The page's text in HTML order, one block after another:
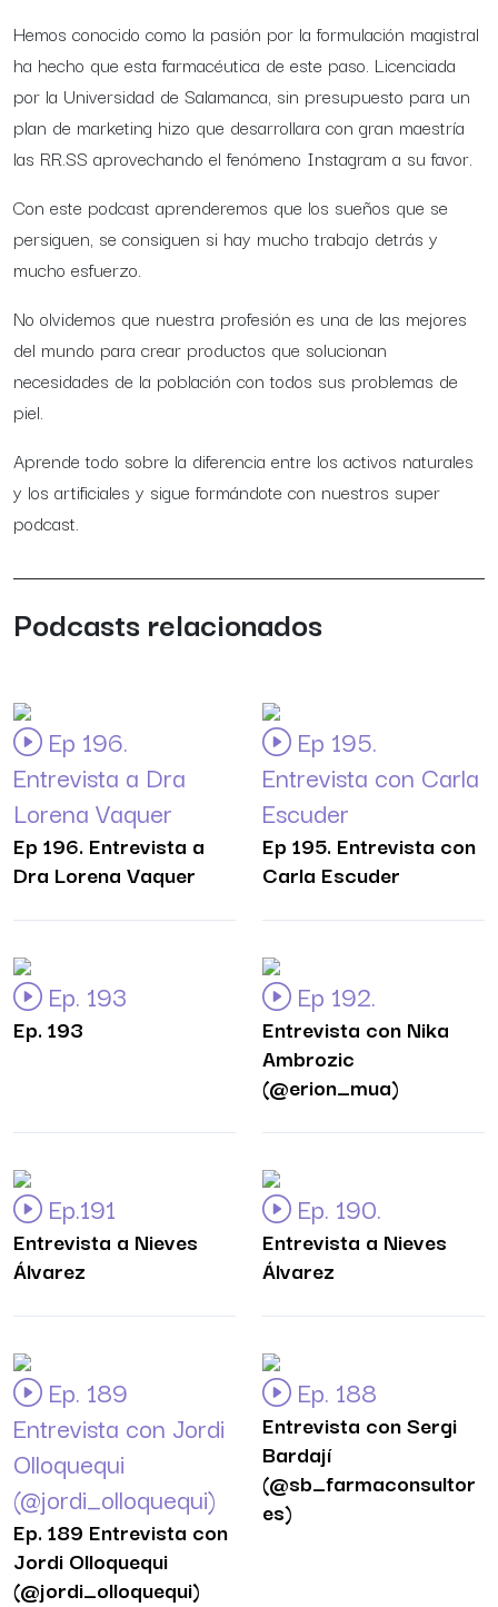
Hemos conocido como la pasión por la formulación magistral
ha hecho que esta farmacéutica de este paso. Licenciada
por la Universidad de Salamanca, sin presupuesto para un
plan de marketing hizo que desarrollara con gran maestría
las RR.SS aprovechando el fenómeno Instagram a su favor.
Con este podcast aprenderemos que los sueños que se
persiguen, se consiguen si hay mucho trabajo detrás y
mucho esfuerzo.
No olvidemos que nuestra profesión es una de las mejores
del mundo para crear productos que solucionan
necesidades de la población con todos sus problemas de
piel.
Aprende todo sobre la diferencia entre los activos naturales
y los artificiales y sigue formándote con nuestros super
podcast.
Podcasts relacionados
Ep 196.
Entrevista a Dra
Lorena Vaquer
Ep 196. Entrevista a
Dra Lorena Vaquer
Ep 195.
Entrevista con Carla
Escuder
Ep 195. Entrevista con
Carla Escuder
Ep. 193
Ep. 193
Ep 192.
Entrevista con Nika
Ambrozic
(@erion_mua)
Ep.191
Entrevista a Nieves
Álvarez
Ep. 190.
Entrevista a Nieves
Álvarez
Ep. 189
Entrevista con Jordi
Olloquequi
(@jordi_olloquequi)
Ep. 189 Entrevista con
Jordi Olloquequi
(@jordi_olloquequi)
Ep. 188
Entrevista con Sergi
Bardají
(@sb_farmaconsultor
es)